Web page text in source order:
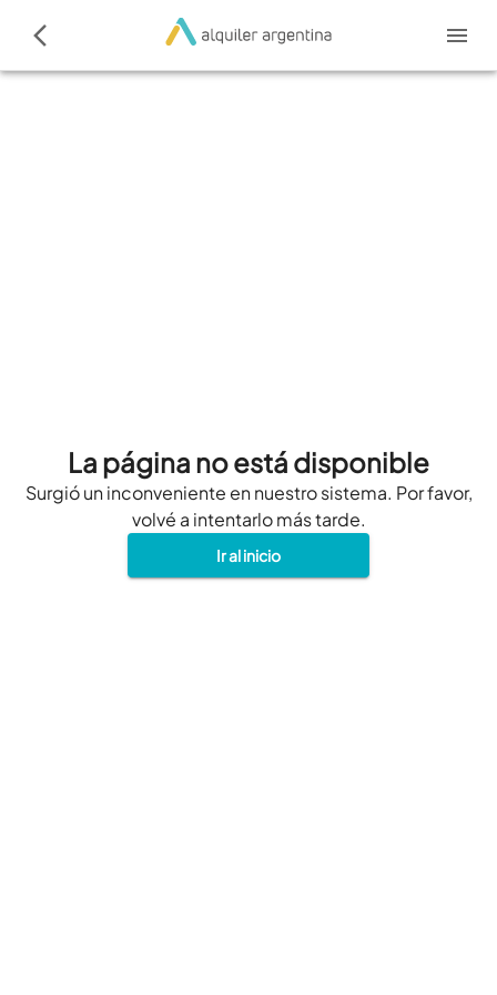
La página no está disponible
Surgió un inconveniente en nuestro sistema. Por favor,
volvé a intentarlo más tarde.
Ir al inicio